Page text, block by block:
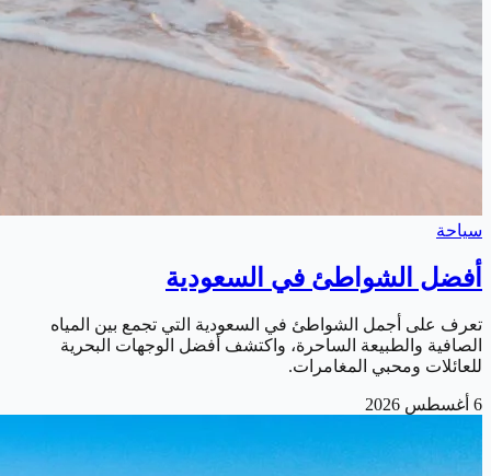
سياحة
أفضل الشواطئ في السعودية
تعرف على أجمل الشواطئ في السعودية التي تجمع بين المياه
الصافية والطبيعة الساحرة، واكتشف أفضل الوجهات البحرية
للعائلات ومحبي المغامرات.
6 أغسطس 2026